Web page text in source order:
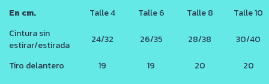
En cm.
Talle 4 Talle 6 Talle 8
Talle 10
Cintura sin
estirar/estirada
24/32 26/35 28/38 30/40
Tiro delantero 19 19 20 20